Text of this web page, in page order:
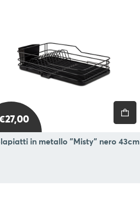
in metallo "Misty" nero 43cm